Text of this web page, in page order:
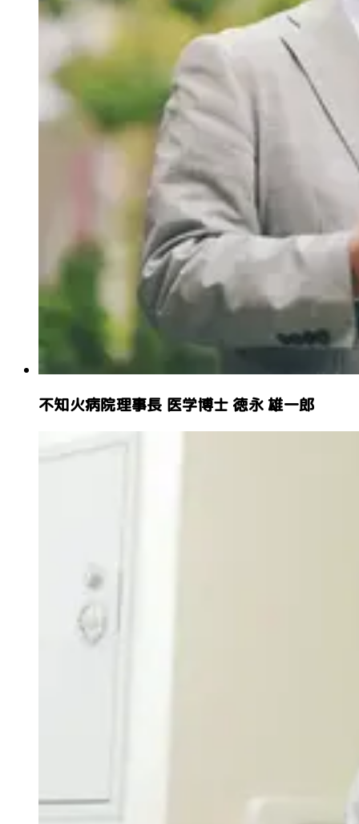
不知火病院理事長 医学博士 徳永 雄一郎